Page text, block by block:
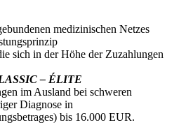
medizinischen Netzes
sich in der Höhe der Zuzahlungen
– ÉLITE
im Ausland bei schweren
Diagnose in
bis 16.000 EUR.